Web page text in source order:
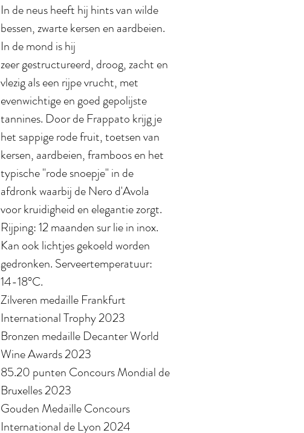
In de neus heeft hij hints van wilde
bessen, zwarte kersen en aardbeien.
In de mond is hij
zeer gestructureerd, droog, zacht en
vlezig als een rijpe vrucht, met
evenwichtige en goed gepolijste
tannines. Door de Frappato krijg je
het sappige rode fruit, toetsen van
kersen, aardbeien, framboos en het
typische "rode snoepje" in de
afdronk waarbij de Nero d'Avola
voor kruidigheid en elegantie zorgt.
Rijping: 12 maanden sur lie in inox.
Kan ook lichtjes gekoeld worden
gedronken. Serveertemperatuur:
14-18°C.
Zilveren medaille Frankfurt
International Trophy 2023
Bronzen medaille Decanter World
Wine Awards 2023
85.20 punten Concours Mondial de
Bruxelles 2023
Gouden Medaille Concours
International de Lyon 2024